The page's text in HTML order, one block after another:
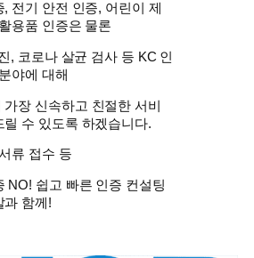
, 전기 안전 인증, 어린이 제
용품 인증은 물론
, 코로나 살균 검사 등 KC 인
야에 대해
가장 신속하고 친절한 서비
릴 수 있도록 하겠습니다.
류 접수 등
NO! 쉽고 빠른 인증 컨설팅
과 함께!